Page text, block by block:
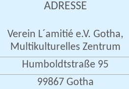
ADRESSE
Verein L´amitié e.V. Gotha,
Multikulturelles Zentrum
Humboldtstraße 95
99867 Gotha